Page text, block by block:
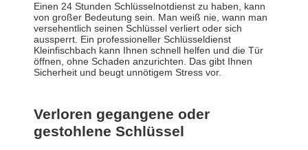
Einen 24 Stunden Schlüsselnotdienst zu haben, kann
von großer Bedeutung sein. Man weiß nie, wann man
versehentlich seinen Schlüssel verliert oder sich
aussperrt. Ein professioneller Schlüsseldienst
Kleinfischbach kann Ihnen schnell helfen und die Tür
öffnen, ohne Schaden anzurichten. Das gibt Ihnen
Sicherheit und beugt unnötigem Stress vor.
Verloren gegangene oder
gestohlene Schlüssel